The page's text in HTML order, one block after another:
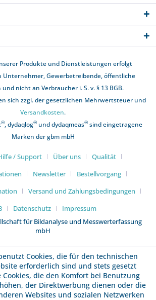
Produkte und Dienstleistungen erfolgt
Unternehmer, Gewerbetreibende, öffentliche
nicht an Verbraucher i. S. v. § 13 BGB.
sich zzgl. der gesetzlichen Mehrwertsteuer und
Versandkosten.
®, dydaqlog®und dydaqmeas®sind eingetragene
Marken der gbm mbH
/ Support Über uns
Qualität
Newsletter
Bestellvorgang
Versand und Zahlungsbedingungen
Datenschutz
Impressum
für Bildanalyse und Messwerterfassung
mbH
Cookies, die für den technischen
erforderlich sind und stets gesetzt
die den Komfort bei Benutzung
der Direktwerbung dienen oder die
Websites und sozialen Netzwerken